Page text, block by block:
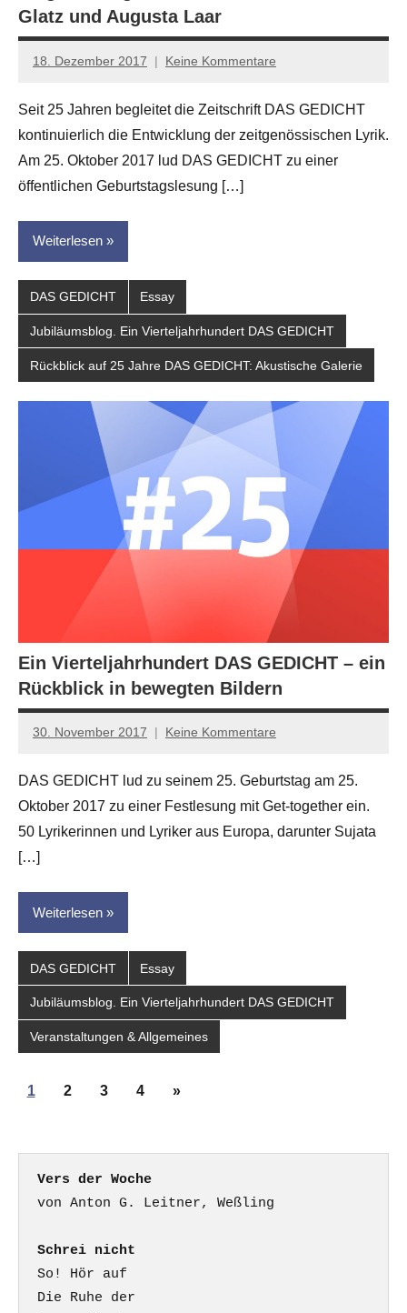
Glatz und Augusta Laar
18. Dezember 2017
Anton
Leitner
Keine Kommentare
Seit 25 Jahren begleitet die Zeitschrift DAS GEDICHT
kontinuierlich die Entwicklung der zeitgenössischen Lyrik.
Am 25. Oktober 2017 lud DAS GEDICHT zu einer
öffentlichen Geburtstagslesung […]
Weiterlesen
DAS GEDICHT Essay
Jubiläumsblog. Ein Vierteljahrhundert DAS GEDICHT
Rückblick auf 25 Jahre DAS GEDICHT: Akustische Galerie
Ein Vierteljahrhundert DAS GEDICHT – ein
Rückblick in bewegten Bildern
30. November 2017
Anton
Leitner
Keine Kommentare
DAS GEDICHT lud zu seinem 25. Geburtstag am 25.
Oktober 2017 zu einer Festlesung mit Get-together ein.
50 Lyrikerinnen und Lyriker aus Europa, darunter Sujata
[…]
Weiterlesen
DAS GEDICHT Essay
Jubiläumsblog. Ein Vierteljahrhundert DAS GEDICHT
Veranstaltungen & Allgemeines
Seitennummerierung
1 2 3 4
Nächste
»
Vers der Woche
Schrei nicht
So! Hör auf
Die Ruhe der